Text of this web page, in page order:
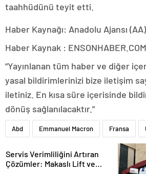
taahhüdünü teyit etti.
Haber Kaynağı: Anadolu Ajansı (AA)
Haber Kaynak : ENSONHABER.COM
“Yayınlanan tüm haber ve diğer
yasal bildirimlerinizi bize iletişim
iletiniz. En kısa süre içerisinde
dönüş sağlanılacaktır.”
Abd Emmanuel Macron Fransa
Servis Verimliliğini Artıran
Çözümler: Makaslı Lift ve